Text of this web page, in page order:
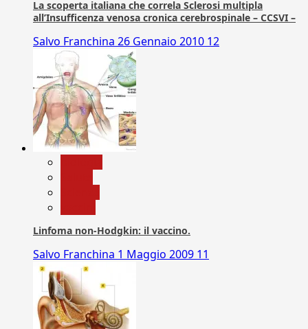
La scoperta italiana che correla Sclerosi multipla
all’Insufficenza venosa cronica cerebrospinale – CCSVI –
Salvo Franchina 26 Gennaio 2010 12
Linfoma non-Hodgkin: il vaccino.
Salvo Franchina 1 Maggio 2009 11